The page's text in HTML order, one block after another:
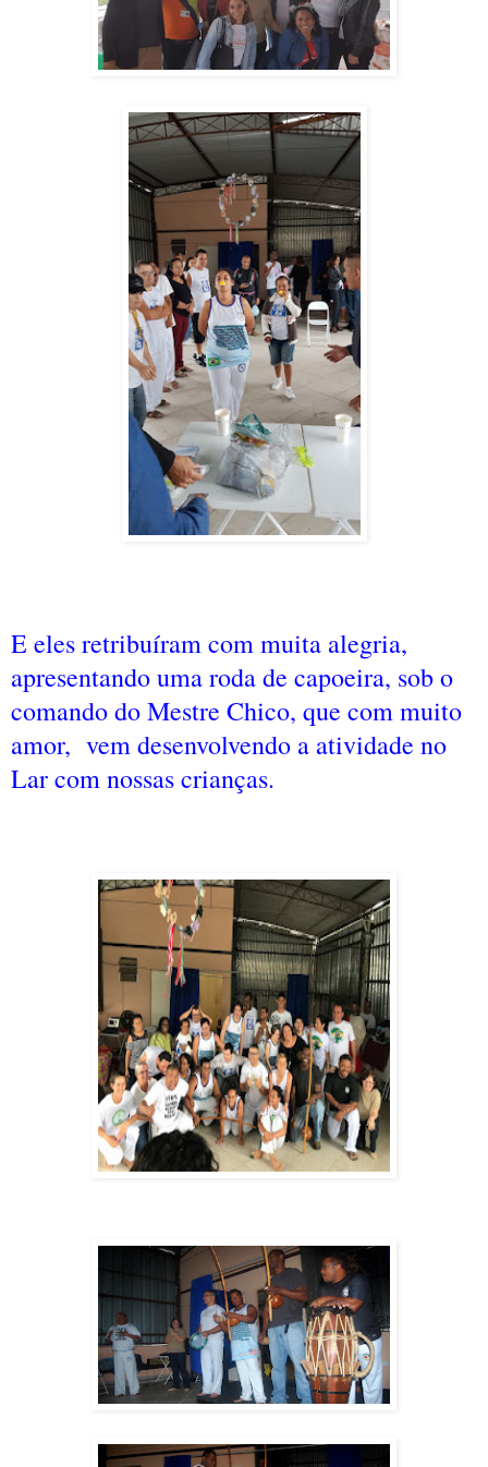
E eles retribuíram com muita alegria,
apresentando uma roda de capoeira, sob o
comando do Mestre Chico, que com muito
amor, vem desenvolvendo a atividade no
Lar com nossas crianças.